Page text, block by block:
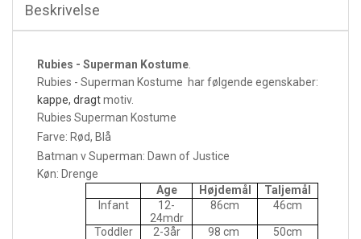
Beskrivelse
Rubies - Superman Kostume
Rubies - Superman Kostume har følgende egenskaber:
kappe, dragtmotiv.
Rubies Superman Kostume
Farve: Rød, Blå
Batman v Superman: Dawn of Justice
Køn: Drenge
Age
Højdemål
Taljemål
Infant
12-
24mdr
86cm 46cm
Toddler 2-3år 98 cm
50cm